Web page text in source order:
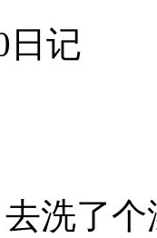
日记
洗了